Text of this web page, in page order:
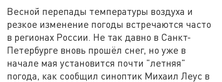
Весной перепады температуры воздуха и
резкое изменение погоды встречаются часто
в регионах России. Не так давно в Санкт-
Петербурге вновь прошёл снег, но уже в
начале мая установится почти "летняя"
погода, как сообщил синоптик Михаил Леус в